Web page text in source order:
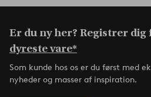
Er du ny her? Registrer dig
dyreste vare*
Som kunde hos os er du først med
nyheder og masser af inspiration.